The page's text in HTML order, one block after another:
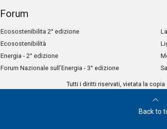
Forum
Ecosostenibilita 2° edizione
Ecosostenibilità
Energia - 2° edizione
Forum Nazionale sull’Energia - 3° edizione
Tutti i diritti riservati, vietata la
Back to